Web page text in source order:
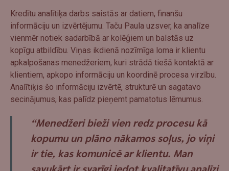
Kredītu analītiķa darbs saistās ar datiem, finanšu
informāciju un izvērtējumu. Taču Paula uzsver, ka analīze
vienmēr notiek sadarbībā ar kolēģiem un balstās uz
kopīgu atbildību. Viņas ikdienā nozīmīga loma ir klientu
apkalpošanas menedžeriem, kuri strādā tiešā kontaktā ar
klientiem, apkopo informāciju un koordinē procesa virzību.
Analītiķis šo informāciju izvērtē, strukturē un sagatavo
secinājumus, kas palīdz pieņemt pamatotus lēmumus.
“Menedžeri bieži vien redz procesu kā
kopumu un plāno nākamos soļus, jo viņi
ir tie, kas komunicē ar klientu. Man